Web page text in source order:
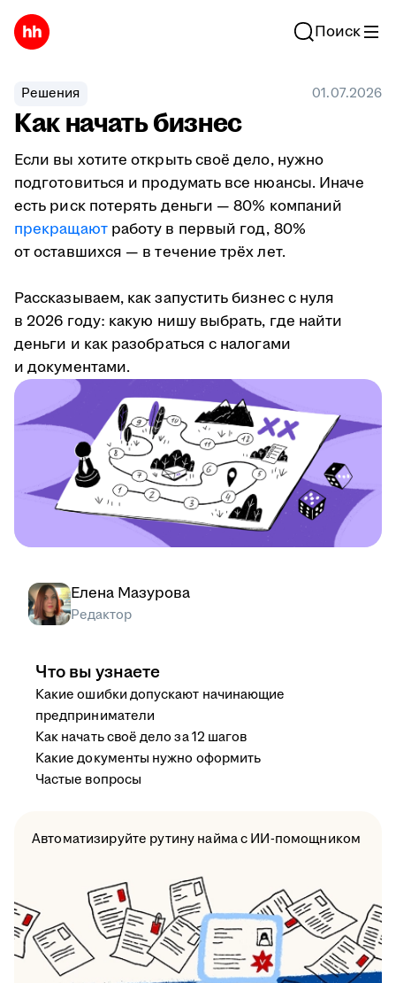
Поиск
Решения 01.07.2026
Как начать бизнес
Если вы хотите открыть своё дело, нужно
подготовиться и продумать все нюансы. Иначе
есть риск потерять деньги — 80% компаний
прекращаютработу в первый год, 80%
от оставшихся — в течение трёх лет.
Рассказываем, как запустить бизнес с нуля
в 2026 году: какую нишу выбрать, где найти
деньги и как разобраться с налогами
и документами.
Елена Мазурова
Редактор
Что вы узнаете
Какие ошибки допускают начинающие
предприниматели
Как начать своё дело за 12 шагов
Какие документы нужно оформить
Частые вопросы
Автоматизируйте рутину найма с ИИ-помощником